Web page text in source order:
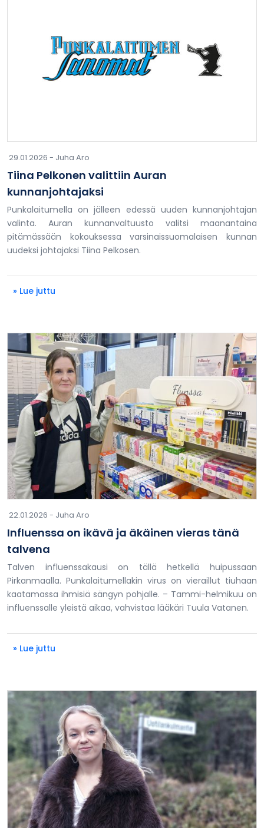
29.01.2026 - Juha Aro
Tiina Pelkonen valittiin Auran
kunnanjohtajaksi
Punkalaitumella on jälleen edessä uuden kunnanjohtajan
valinta. Auran kunnanvaltuusto valitsi maanantaina
pitämässään kokouksessa varsinaissuomalaisen kunnan
uudeksi johtajaksi Tiina Pelkosen.
» Lue juttu
22.01.2026 - Juha Aro
Influenssa on ikävä ja äkäinen vieras tänä
talvena
Talven influenssakausi on tällä hetkellä huipussaan
Pirkanmaalla. Punkalaitumellakin virus on vieraillut tiuhaan
kaatamassa ihmisiä sängyn pohjalle. – Tammi-helmikuu on
influenssalle yleistä aikaa, vahvistaa lääkäri Tuula Vatanen.
» Lue juttu